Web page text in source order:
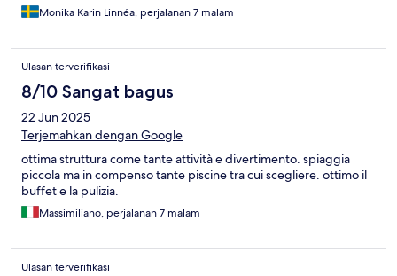
Monika Karin Linnéa, perjalanan 7 malam
Ulasan terverifikasi
8/10 Sangat bagus
22 Jun 2025
Terjemahkan dengan Google
ottima struttura come tante attività e divertimento. spiaggia
piccola ma in compenso tante piscine tra cui scegliere. ottimo il
buffet e la pulizia.
Massimiliano, perjalanan 7 malam
Ulasan terverifikasi